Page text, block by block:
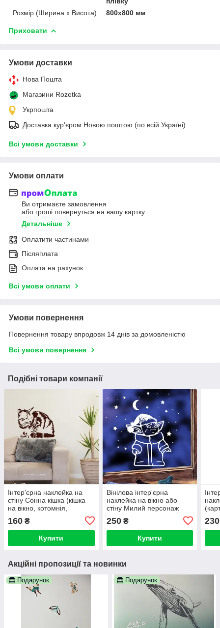
Розмір (Ширина х Висота)
800х800 мм
Приховати
Умови доставки
Нова Пошта
Магазини Rozetka
Укрпошта
Доставка кур'єром Новою поштою (по всій Україні)
Всі умови доставки
Умови оплати
Ви отримаєте замовлення
або гроші повернуться на вашу картку
Детальніше
Оплатити частинами
Післяплата
Оплата на рахунок
Всі умови оплати
Умови повернення
Повернення товару впродовж 14 днів за домовленістю
Всі умови повернення
Подібні товари компанії
Інтер'єрна наклейка на
стіну Сонна кішка (кішка
на вікно, котомнія,
160 ₴
Купити
Вінілова інтер'єрна
наклейка на вікно або
стіну Милий персонаж
250₴
Купити
230
Акційні пропозиції та новинки
Подарунок Подарунок